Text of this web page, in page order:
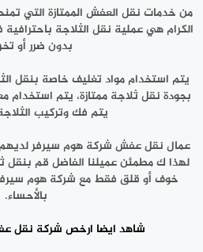
من خدمات نقل العفش الممتازة التي
الكرام هي عملية نقل الثلاجة
بدون ضرر أو
يتم استخدام مواد تغليف خاصة بنقل
بجودة نقل ثلاجة ممتازة، يتم استخدام
يتم فك وتركيب
عمال نقل عفش شركة هوم سيرفر لديهم
لهذا ك مطمئن عميلنا الفاضل قم بنقل
خوف أو قلق فقط مع شركة هوم
بالأحساء.
شاهد ايضا ارخص شركة نقل